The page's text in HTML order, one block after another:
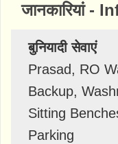
जानकारियां -
बुनियादी सेवाएं
Prasad, RO
Backup,
Sitting
Parking